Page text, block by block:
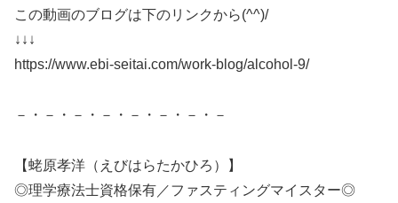
この動画のブログは下のリンクから(^^)/
↓↓↓
https://www.ebi-seitai.com/work-blog/alcohol-9/
－・－・－・－・－・－・－・－
【蛯原孝洋（えびはらたかひろ）】
◎理学療法士資格保有／ファスティングマイスター◎